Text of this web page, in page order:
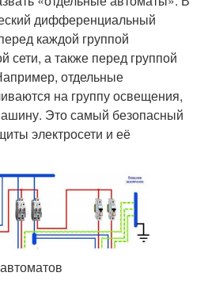
дифференциальный
каждой группой
сети, а также перед группой
отдельные
на группу освещения,
Это самый безопасный
электросети и её